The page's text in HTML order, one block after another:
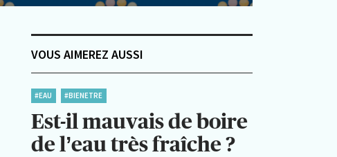
VOUS AIMEREZ AUSSI
#EAU #BIENETRE
Est-il mauvais de boire
de l’eau très fraîche ?